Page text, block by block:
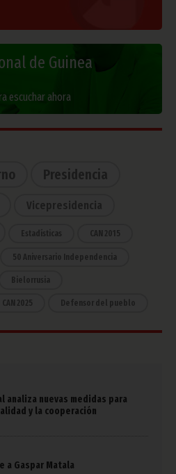
de Guinea
escuchar ahora
Presidencia
Vicepresidencia
Estadísticas CAN 2015
50 Aniversario Independencia
Bielorrusia
CAN 2025 Defensor del pueblo
analiza nuevas medidas para
y la cooperación
a Gaspar Matala